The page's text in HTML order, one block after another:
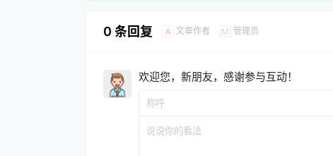
0 条回复 A 文章作者 M 管理员
欢迎您，新朋友，感谢参与互动！